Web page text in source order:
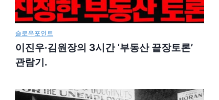
슬로우포인트
이진우·김원장의 3시간 ‘부동산 끝장토론’
관람기.